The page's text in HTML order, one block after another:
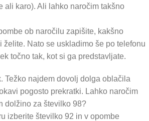
ali karo). Ali lahko naročim takšno
ob naročilu zapišite, kakšno
želite. Nato se uskladimo še po telefonu
točno tak, kot si ga predstavljate.
Težko najdem dovolj dolga oblačila
pogosto prekratki. Lahko naročim
dolžino za številko 98?
izberite številko 92 in v opombe